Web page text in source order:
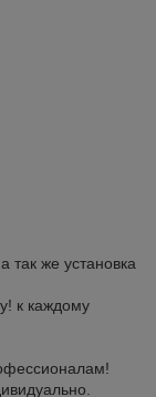
так же установка
к каждому